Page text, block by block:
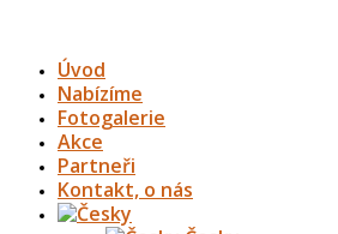
Úvod
Nabízíme
Fotogalerie
Akce
Partneři
Kontakt, o nás